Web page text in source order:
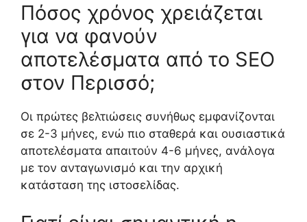
Πόσος χρόνος χρειάζεται
για να φανούν
αποτελέσματα από το SEO
στον Περισσό;
Οι πρώτες βελτιώσεις συνήθως εμφανίζονται
σε 2-3 μήνες, ενώ πιο σταθερά και ουσιαστικά
αποτελέσματα απαιτούν 4-6 μήνες, ανάλογα
με τον ανταγωνισμό και την αρχική
κατάσταση της ιστοσελίδας.